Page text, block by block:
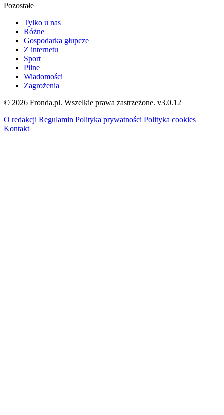
Pozostałe
Tylko u nas
Różne
Gospodarka głupcze
Z internetu
Sport
Pilne
Wiadomości
Zagrożenia
© 2026 Fronda.pl. Wszelkie prawa zastrzeżone. v3.0.12
O redakcji Regulamin Polityka prywatności Polityka cookies
Kontakt